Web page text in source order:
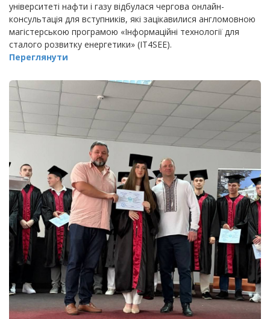
університеті нафти і газу відбулася чергова онлайн-
консультація для вступників, які зацікавилися англомовною
магістерською програмою «Інформаційні технології для
сталого розвитку енергетики» (IT4SEE).
Переглянути